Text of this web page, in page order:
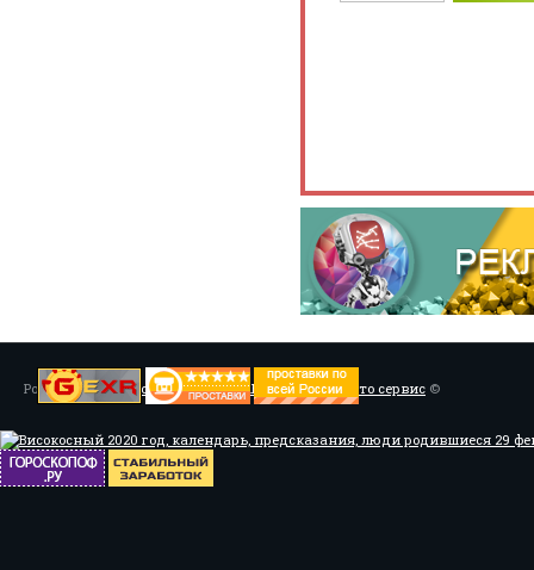
Powered byУстановка системы ABS, Тюнинг/Мото сервис ©